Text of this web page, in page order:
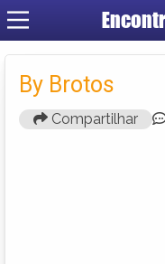
By Brotos
Compartilhar